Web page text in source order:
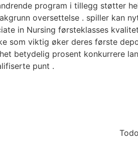
program i tillegg støtter
oversettelse . spiller kan
in Nursing førsteklasses
som viktig øker deres første
betydelig prosent konkurrere
punt .